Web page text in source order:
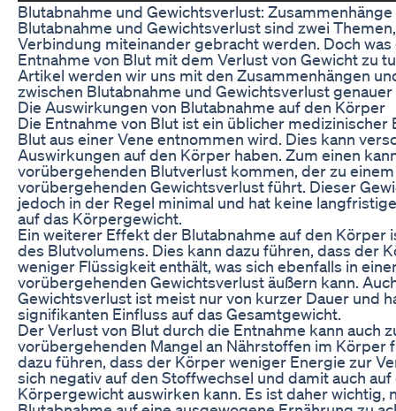
Blutabnahme und Gewichtsverlust:
Blutabnahme und Gewichtsverlust sind zwei
Verbindung miteinander gebracht werden. Doch was
Entnahme von Blut mit dem Verlust von Gewicht zu
Artikel werden wir uns mit den Zusammenhängen
zwischen Blutabnahme und Gewichtsverlust
Die Auswirkungen von Blutabnahme auf den Körper
Die Entnahme von Blut ist ein üblicher medizinischer
Blut aus einer Vene entnommen wird. Dies kann
Auswirkungen auf den Körper haben. Zum einen
vorübergehenden Blutverlust kommen, der zu einem
vorübergehenden Gewichtsverlust führt. Dieser
jedoch in der Regel minimal und hat keine
auf das Körpergewicht.
Ein weiterer Effekt der Blutabnahme auf den Körper
des Blutvolumens. Dies kann dazu führen, dass der
weniger Flüssigkeit enthält, was sich ebenfalls in
vorübergehenden Gewichtsverlust äußern kann.
Gewichtsverlust ist meist nur von kurzer Dauer und
signifikanten Einfluss auf das Gesamtgewicht.
Der Verlust von Blut durch die Entnahme kann auch
vorübergehenden Mangel an Nährstoffen im Körper
dazu führen, dass der Körper weniger Energie zur
sich negativ auf den Stoffwechsel und damit auch auf
Körpergewicht auswirken kann. Es ist daher wichtig,